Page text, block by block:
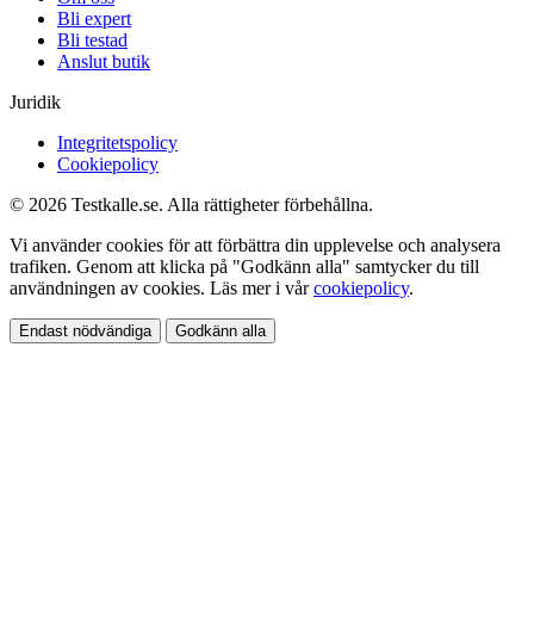
Bli expert
Bli testad
Anslut butik
Juridik
Integritetspolicy
Cookiepolicy
© 2026 Testkalle.se. Alla rättigheter förbehållna.
Vi använder cookies för att förbättra din upplevelse och analysera
trafiken. Genom att klicka på "Godkänn alla" samtycker du till
användningen av cookies. Läs mer i vårcookiepolicy.
Endast nödvändiga Godkänn alla